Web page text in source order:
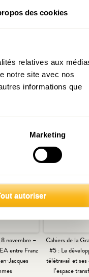
des cookies
relatives aux
notre site avec nos
informations que
Marketing
autoriser
des
tout le
attente
novembre –
entre Franz
Jacques
Cahiers de la
#5 : Le
télétravail et ses
l’espace